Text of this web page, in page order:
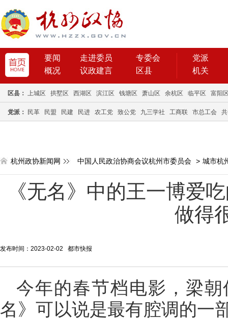
要闻 走进委员
专委会
概况
议政建言 区县
党派
机关
区县： 上城区 拱墅区 西湖区 滨江区 钱塘区 萧山区 余杭区 临平区 富阳
党派： 民革 民盟 民建 民进 农工党 致公党 九三学社 工商联 市总工会
杭州政协新闻网 中国人民政治协商会议杭州市委员会 > 城市杭
《无名》中的王一博爱
做得
发布时间：2023-02-02 都市快报
今年的春节档电影，梁
名》可以说是最有腔调的一